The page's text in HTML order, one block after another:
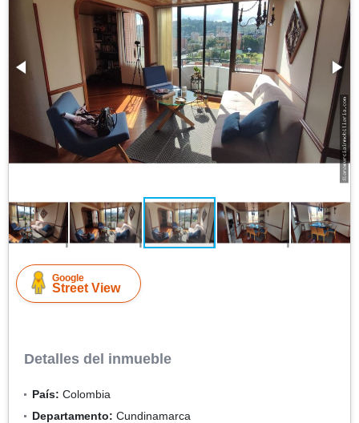
Google
Street View
Detalles del inmueble
País: Colombia
Departamento: Cundinamarca